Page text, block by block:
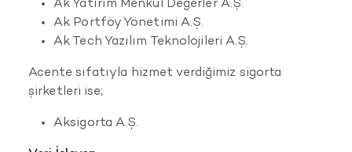
Ak Yatırım Menkul Değerler A.Ş.
Ak Portföy Yönetimi A.Ş.
Ak Tech Yazılım Teknolojileri A.Ş.
Acente sıfatıyla hizmet verdiğimiz sigorta
şirketleri ise;
Aksigorta A.Ş.